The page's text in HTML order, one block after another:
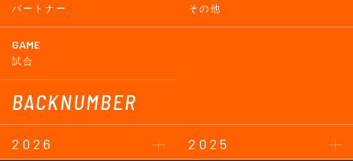
パートナー その他
GAME
試合
BACKNUMBER
2026
2025